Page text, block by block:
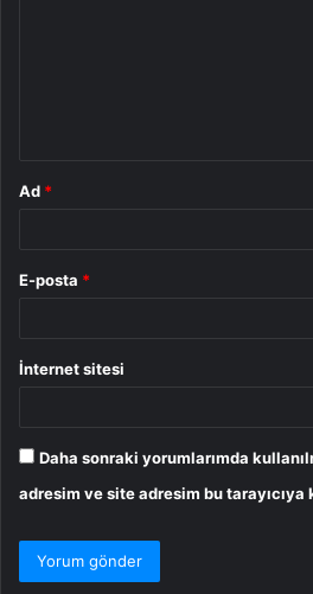
Ad *
E-posta *
İnternet sitesi
Daha sonraki yorumlarımda
adresim ve site adresim bu tarayıcıya